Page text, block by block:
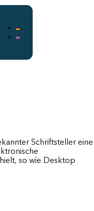
Schriftsteller eine
so wie Desktop